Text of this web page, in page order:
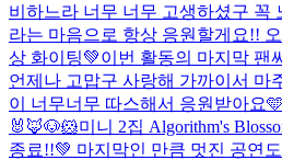
비하느라 너무 너무 고생하셨구 꼭
라는 마음으로 항상 응원할게요!!
상 화이팅💚이번 활동의 마지막 팬
언제나 고맙구 사랑해 가까이서 마
이 너무너무 따스해서 응원받아요
🐰🦊🐶🐹미니 2집 Algorithm's
종료!!💚 마지막인 만큼 멋진 공연